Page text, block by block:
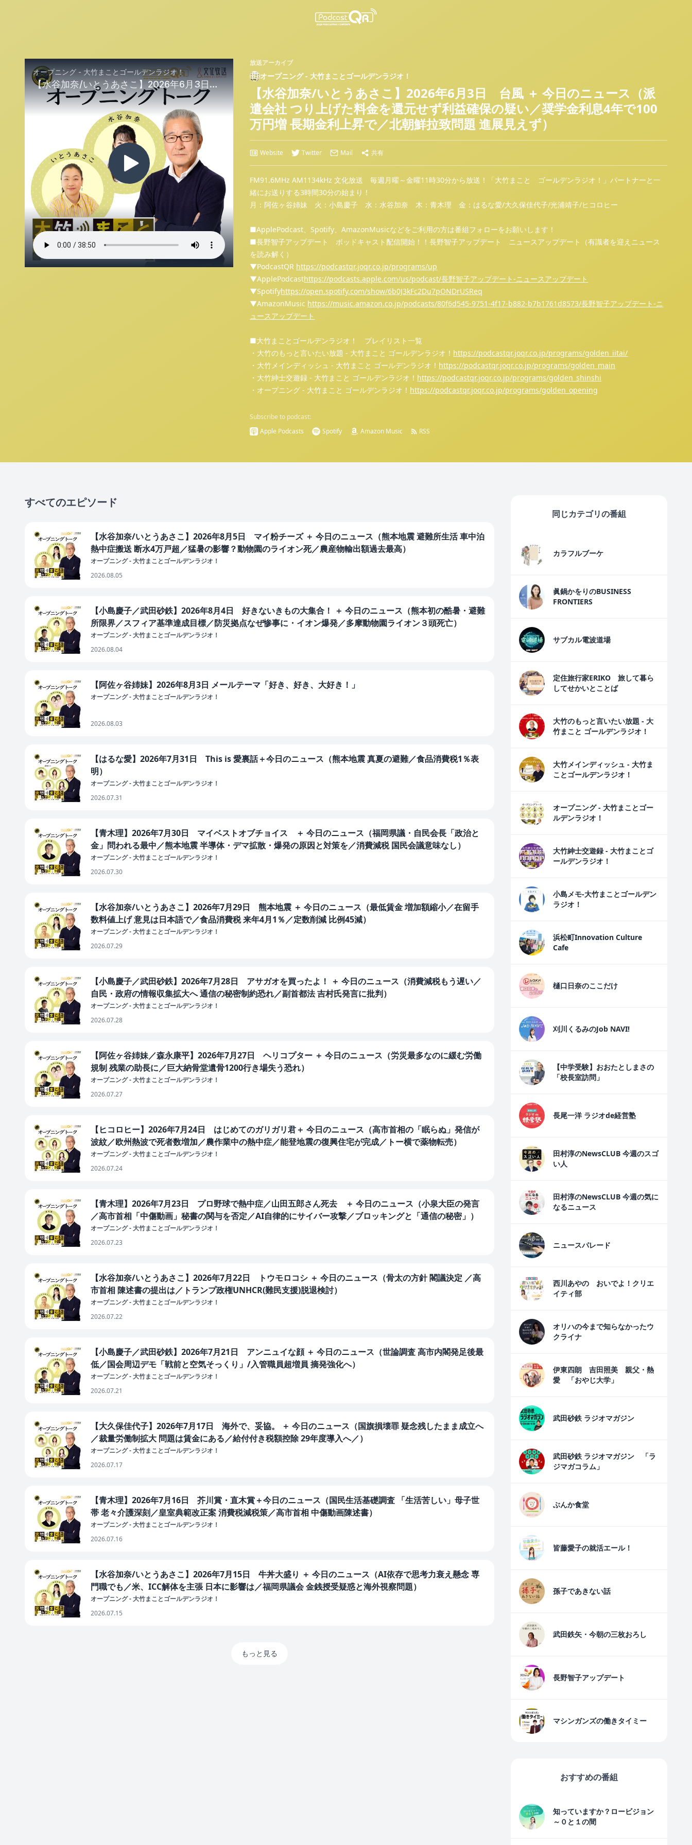
放送アーカイブ
オープニング - 大竹まことゴールデンラジオ！
【水谷加奈/いとうあさこ】2026年6月3日 台風 ＋ 今日のニュース（派
遣会社 つり上げた料金を還元せず利益確保の疑い／奨学金利息4年で100
万円増 長期金利上昇で／北朝鮮拉致問題 進展見えず）
Website Twitter Mail 共有
FM91.6MHz AM1134kHz 文化放送 毎週月曜～金曜11時30分から放送！「大竹まこと ゴールデンラジオ！」パートナーと一
緒にお送りする3時間30分の始まり！
月：阿佐ヶ谷姉妹 火：小島慶子 水：水谷加奈 木：青木理 金：はるな愛/大久保佳代子/光浦靖子/ヒコロヒー
■ApplePodcast、Spotify、AmazonMusicなどをご利用の方は番組フォローをお願いします！
■長野智子アップデート ポッドキャスト配信開始！！長野智子アップデート ニュースアップデート（有識者を迎えニュース
を読み解く）
▼PodcastQR ⁠⁠⁠⁠⁠⁠⁠⁠⁠⁠⁠⁠⁠⁠⁠⁠⁠⁠⁠⁠⁠⁠⁠⁠⁠⁠⁠⁠⁠⁠⁠⁠⁠⁠⁠⁠⁠⁠⁠⁠⁠⁠⁠⁠⁠⁠⁠⁠⁠⁠⁠⁠⁠⁠⁠⁠⁠⁠⁠⁠⁠⁠⁠⁠⁠⁠⁠⁠⁠⁠⁠⁠⁠⁠⁠⁠⁠⁠⁠⁠⁠⁠⁠⁠⁠⁠⁠⁠⁠⁠⁠⁠⁠⁠⁠⁠⁠⁠⁠⁠https://podcastqr.joqr.co.jp/programs/up⁠⁠⁠⁠⁠⁠⁠⁠⁠⁠⁠⁠⁠⁠⁠⁠⁠⁠⁠⁠⁠⁠⁠⁠⁠⁠⁠⁠⁠⁠⁠⁠⁠⁠⁠⁠⁠⁠⁠⁠⁠⁠⁠⁠⁠⁠⁠⁠⁠⁠⁠⁠⁠⁠⁠⁠⁠⁠⁠⁠⁠⁠⁠⁠⁠⁠⁠⁠⁠⁠⁠⁠⁠⁠⁠⁠⁠⁠⁠⁠⁠⁠⁠⁠⁠⁠⁠⁠⁠⁠⁠⁠⁠⁠⁠⁠⁠⁠⁠⁠
▼ApplePodcast⁠⁠⁠⁠⁠⁠⁠⁠⁠⁠⁠⁠⁠⁠⁠⁠⁠⁠⁠⁠⁠⁠⁠⁠⁠⁠⁠⁠⁠⁠⁠⁠⁠⁠⁠⁠⁠⁠⁠⁠⁠⁠⁠⁠⁠⁠⁠⁠⁠⁠⁠⁠⁠⁠⁠⁠⁠⁠⁠⁠⁠⁠⁠⁠⁠⁠⁠⁠⁠⁠⁠⁠⁠⁠⁠⁠⁠⁠⁠⁠⁠⁠⁠⁠⁠⁠⁠⁠⁠⁠⁠⁠⁠⁠⁠⁠⁠⁠⁠⁠https://podcasts.apple.com/us/podcast/長野智子アップデート-ニュースアップデート⁠⁠⁠⁠⁠⁠⁠⁠⁠⁠⁠⁠⁠⁠⁠⁠⁠⁠⁠⁠⁠⁠⁠⁠⁠⁠⁠⁠⁠⁠⁠⁠⁠⁠⁠⁠⁠⁠⁠⁠⁠⁠⁠⁠⁠⁠⁠⁠⁠⁠⁠⁠⁠⁠⁠⁠⁠⁠⁠⁠⁠⁠⁠⁠⁠⁠⁠⁠⁠⁠⁠⁠⁠⁠⁠⁠⁠⁠⁠⁠⁠⁠⁠⁠⁠⁠⁠⁠⁠⁠⁠⁠⁠⁠⁠⁠⁠⁠⁠⁠
▼Spotify⁠⁠⁠⁠⁠⁠⁠⁠⁠⁠⁠⁠⁠⁠⁠⁠⁠⁠⁠⁠⁠⁠⁠⁠⁠⁠⁠⁠⁠⁠⁠⁠⁠⁠⁠⁠⁠⁠⁠⁠⁠⁠⁠⁠⁠⁠⁠⁠⁠⁠⁠⁠⁠⁠⁠⁠⁠⁠⁠⁠⁠⁠⁠⁠⁠⁠⁠⁠⁠⁠⁠⁠⁠⁠⁠⁠⁠⁠⁠⁠⁠⁠⁠⁠⁠⁠⁠⁠⁠⁠⁠⁠⁠⁠⁠⁠⁠⁠⁠⁠https://open.spotify.com/show/6b0J3kFc2Du7pONDrUSReq⁠⁠⁠⁠⁠⁠⁠⁠⁠⁠⁠⁠⁠⁠⁠⁠⁠⁠⁠⁠⁠⁠⁠⁠⁠⁠⁠⁠⁠⁠⁠⁠⁠⁠⁠⁠⁠⁠⁠⁠⁠⁠⁠⁠⁠⁠⁠⁠⁠⁠⁠⁠⁠⁠⁠⁠⁠⁠⁠⁠⁠⁠⁠⁠⁠⁠⁠⁠⁠⁠⁠⁠⁠⁠⁠⁠⁠⁠⁠⁠⁠⁠⁠⁠⁠⁠⁠⁠⁠⁠⁠⁠⁠⁠⁠⁠⁠⁠⁠
▼AmazonMusic ⁠⁠⁠⁠⁠⁠⁠⁠⁠⁠⁠⁠⁠⁠⁠⁠⁠⁠⁠⁠⁠⁠⁠⁠⁠⁠⁠⁠⁠⁠⁠⁠⁠⁠⁠⁠⁠⁠⁠⁠⁠⁠⁠⁠⁠⁠⁠⁠⁠⁠⁠⁠⁠⁠⁠⁠⁠⁠⁠⁠⁠⁠⁠⁠⁠⁠⁠⁠⁠⁠⁠⁠⁠⁠⁠⁠⁠⁠⁠⁠⁠⁠⁠⁠⁠⁠⁠⁠⁠⁠⁠⁠⁠⁠⁠⁠⁠⁠⁠⁠https://music.amazon.co.jp/podcasts/80f6d545-9751-4f17-b882-b7b1761d8573/長野智子アップデート-ニ
ュースアップデート⁠⁠⁠⁠⁠⁠⁠⁠⁠⁠⁠⁠⁠⁠⁠⁠⁠⁠⁠⁠⁠⁠⁠⁠⁠⁠⁠⁠⁠⁠⁠⁠⁠⁠⁠⁠⁠⁠⁠⁠⁠⁠⁠⁠⁠⁠⁠⁠⁠⁠⁠⁠⁠⁠⁠⁠⁠⁠⁠⁠⁠⁠⁠⁠⁠⁠⁠⁠⁠⁠⁠⁠⁠⁠⁠⁠⁠⁠⁠⁠⁠⁠⁠⁠⁠⁠⁠⁠⁠⁠⁠⁠⁠⁠⁠⁠⁠⁠⁠⁠
■大竹まことゴールデンラジオ！ プレイリスト一覧
・大竹のもっと言いたい放題 - 大竹まこと ゴールデンラジオ！ ⁠⁠⁠⁠⁠⁠⁠⁠⁠⁠⁠⁠⁠⁠⁠⁠⁠⁠⁠⁠⁠⁠⁠⁠⁠⁠⁠⁠⁠⁠⁠⁠⁠⁠⁠⁠⁠⁠⁠⁠⁠⁠⁠⁠⁠⁠⁠⁠⁠⁠⁠⁠⁠⁠⁠⁠⁠⁠⁠⁠⁠⁠⁠⁠⁠⁠⁠⁠⁠⁠⁠⁠⁠⁠⁠⁠⁠⁠⁠⁠⁠⁠⁠⁠⁠⁠⁠⁠⁠⁠⁠⁠⁠⁠⁠⁠⁠⁠⁠⁠https://podcastqr.joqr.co.jp/programs/golden_iitai/⁠⁠⁠⁠⁠⁠⁠⁠⁠⁠⁠⁠⁠⁠⁠⁠⁠⁠⁠⁠⁠⁠⁠⁠⁠⁠⁠⁠⁠⁠⁠⁠⁠⁠⁠⁠⁠⁠⁠⁠⁠⁠⁠⁠⁠⁠⁠⁠⁠⁠⁠⁠⁠⁠⁠⁠⁠⁠⁠⁠⁠⁠⁠⁠⁠⁠⁠⁠⁠⁠⁠⁠⁠⁠⁠⁠⁠⁠⁠⁠⁠⁠⁠⁠⁠⁠⁠⁠⁠⁠⁠⁠⁠⁠⁠⁠⁠⁠⁠⁠
・大竹メインディッシュ - 大竹まこと ゴールデンラジオ！ ⁠⁠⁠⁠⁠⁠⁠⁠⁠⁠⁠⁠⁠⁠⁠⁠⁠⁠⁠⁠⁠⁠⁠⁠⁠⁠⁠⁠⁠⁠⁠⁠⁠⁠⁠⁠⁠⁠⁠⁠⁠⁠⁠⁠⁠⁠⁠⁠⁠⁠⁠⁠⁠⁠⁠⁠⁠⁠⁠⁠⁠⁠⁠⁠⁠⁠⁠⁠⁠⁠⁠⁠⁠⁠⁠⁠⁠⁠⁠⁠⁠⁠⁠⁠⁠⁠⁠⁠⁠⁠⁠⁠⁠⁠⁠⁠⁠⁠⁠⁠https://podcastqr.joqr.co.jp/programs/golden_main⁠⁠⁠⁠⁠⁠⁠⁠⁠⁠⁠⁠⁠⁠⁠⁠⁠⁠⁠⁠⁠⁠⁠⁠⁠⁠⁠⁠⁠⁠⁠⁠⁠⁠⁠⁠⁠⁠⁠⁠⁠⁠⁠⁠⁠⁠⁠⁠⁠⁠⁠⁠⁠⁠⁠⁠⁠⁠⁠⁠⁠⁠⁠⁠⁠⁠⁠⁠⁠⁠⁠⁠⁠⁠⁠⁠⁠⁠⁠⁠⁠⁠⁠⁠⁠⁠⁠⁠⁠⁠⁠⁠⁠⁠⁠⁠⁠⁠⁠⁠
・大竹紳士交遊録 - 大竹まこと ゴールデンラジオ！ ⁠⁠⁠⁠⁠⁠⁠⁠⁠⁠⁠⁠⁠⁠⁠⁠⁠⁠⁠⁠⁠⁠⁠⁠⁠⁠⁠⁠⁠⁠⁠⁠⁠⁠⁠⁠⁠⁠⁠⁠⁠⁠⁠⁠⁠⁠⁠⁠⁠⁠⁠⁠⁠⁠⁠⁠⁠⁠⁠⁠⁠⁠⁠⁠⁠⁠⁠⁠⁠⁠⁠⁠⁠⁠⁠⁠⁠⁠⁠⁠⁠⁠⁠⁠⁠⁠⁠⁠⁠⁠⁠⁠⁠⁠⁠⁠⁠⁠⁠⁠https://podcastqr.joqr.co.jp/programs/golden_shinshi⁠⁠⁠⁠⁠⁠⁠⁠⁠⁠⁠⁠⁠⁠⁠⁠⁠⁠⁠⁠⁠⁠⁠⁠⁠⁠⁠⁠⁠⁠⁠⁠⁠⁠⁠⁠⁠⁠⁠⁠⁠⁠⁠⁠⁠⁠⁠⁠⁠⁠⁠⁠⁠⁠⁠⁠⁠⁠⁠⁠⁠⁠⁠⁠⁠⁠⁠⁠⁠⁠⁠⁠⁠⁠⁠⁠⁠⁠⁠⁠⁠⁠⁠⁠⁠⁠⁠⁠⁠⁠⁠⁠⁠⁠⁠⁠⁠⁠⁠⁠
・オープニング - 大竹まこと ゴールデンラジオ！ ⁠⁠⁠⁠⁠⁠⁠⁠⁠⁠⁠⁠⁠⁠⁠⁠⁠⁠⁠⁠⁠⁠⁠⁠⁠⁠⁠⁠⁠⁠⁠⁠⁠⁠⁠⁠⁠⁠⁠⁠⁠⁠⁠⁠⁠⁠⁠⁠⁠⁠⁠⁠⁠⁠⁠⁠⁠⁠⁠⁠⁠⁠⁠⁠⁠⁠⁠⁠⁠⁠⁠⁠⁠⁠⁠⁠⁠⁠⁠⁠⁠⁠⁠⁠⁠⁠⁠⁠⁠⁠⁠⁠⁠⁠⁠⁠⁠⁠⁠⁠https://podcastqr.joqr.co.jp/programs/golden_opening⁠⁠
Subscribe to podcast:
Apple Podcasts
Spotify Amazon Music RSS
すべてのエピソード
【水谷加奈/いとうあさこ】2026年8月5日 マイ粉チーズ ＋ 今日のニュース（熊本地震 避難所生活 車中泊
熱中症搬送 断水4万戸超／猛暑の影響？動物園のライオン死／農産物輸出額過去最高）
オープニング - 大竹まことゴールデンラジオ！
2026.08.05
【小島慶子／武田砂鉄】2026年8月4日 好きないきもの大集合！ ＋ 今日のニュース（熊本初の酷暑・避難
所限界／スフィア基準達成目標／防災拠点なぜ惨事に・イオン爆発／多摩動物園ライオン３頭死亡）
オープニング - 大竹まことゴールデンラジオ！
2026.08.04
【阿佐ヶ谷姉妹】2026年8月3日 メールテーマ「好き、好き、大好き！」
オープニング - 大竹まことゴールデンラジオ！
2026.08.03
【はるな愛】2026年7月31日 This is 愛裏話＋今日のニュース（熊本地震 真夏の避難／食品消費税1％表
明）
オープニング - 大竹まことゴールデンラジオ！
2026.07.31
【青木理】2026年7月30日 マイベストオブチョイス ＋ 今日のニュース（福岡県議・自民会長「政治と
金」問われる最中／熊本地震 半導体・デマ拡散・爆発の原因と対策を／消費減税 国民会議意味なし）
オープニング - 大竹まことゴールデンラジオ！
2026.07.30
【水谷加奈/いとうあさこ】2026年7月29日 熊本地震 ＋ 今日のニュース（最低賃金 増加額縮小／在留手
数料値上げ 意見は日本語で／食品消費税 来年4月1％／定数削減 比例45減）
オープニング - 大竹まことゴールデンラジオ！
2026.07.29
【小島慶子／武田砂鉄】2026年7月28日 アサガオを買ったよ！ ＋ 今日のニュース（消費減税もう遅い／
自民・政府の情報収集拡大へ 通信の秘密制約恐れ／副首都法 吉村氏発言に批判）
オープニング - 大竹まことゴールデンラジオ！
2026.07.28
【阿佐ヶ谷姉妹／森永康平】2026年7月27日 ヘリコプター ＋ 今日のニュース（労災最多なのに緩む労働
規制 残業の助長に／巨大納骨堂遺骨1200行き場失う恐れ）
オープニング - 大竹まことゴールデンラジオ！
2026.07.27
【ヒコロヒー】2026年7月24日 はじめてのガリガリ君＋ 今日のニュース（高市首相の「眠らぬ」発信が
波紋／欧州熱波で死者数増加／農作業中の熱中症／能登地震の復興住宅が完成／トー横で薬物転売）
オープニング - 大竹まことゴールデンラジオ！
2026.07.24
【青木理】2026年7月23日 プロ野球で熱中症／山田五郎さん死去 ＋ 今日のニュース（小泉大臣の発言
／高市首相「中傷動画」秘書の関与を否定／AI自律的にサイバー攻撃／ブロッキングと「通信の秘密」）
オープニング - 大竹まことゴールデンラジオ！
2026.07.23
【水谷加奈/いとうあさこ】2026年7月22日 トウモロコシ ＋ 今日のニュース（骨太の方針 閣議決定 ／高
市首相 陳述書の提出は／トランプ政権UNHCR(難民支援)脱退検討）
オープニング - 大竹まことゴールデンラジオ！
2026.07.22
【小島慶子／武田砂鉄】2026年7月21日 アンニュイな顔 ＋ 今日のニュース（世論調査 高市内閣発足後最
低／国会周辺デモ「戦前と空気そっくり」/入管職員超増員 摘発強化へ）
オープニング - 大竹まことゴールデンラジオ！
2026.07.21
【大久保佳代子】2026年7月17日 海外で、妥協。 ＋ 今日のニュース（国旗損壊罪 疑念残したまま成立へ
／裁量労働制拡大 問題は賃金にある／給付付き税額控除 29年度導入へ／）
オープニング - 大竹まことゴールデンラジオ！
2026.07.17
【青木理】2026年7月16日 芥川賞・直木賞＋今日のニュース（国民生活基礎調査 「生活苦しい」母子世
帯 老々介護深刻／皇室典範改正案 消費税減税策／高市首相 中傷動画陳述書）
オープニング - 大竹まことゴールデンラジオ！
2026.07.16
【水谷加奈/いとうあさこ】2026年7月15日 牛丼大盛り ＋ 今日のニュース（AI依存で思考力衰え懸念 専
門職でも／米、ICC解体を主張 日本に影響は／福岡県議会 金銭授受疑惑と海外視察問題）
オープニング - 大竹まことゴールデンラジオ！
2026.07.15
もっと見る
同じカテゴリの番組
カラフルブーケ
眞鍋かをりのBUSINESS
FRONTIERS
サブカル電波道場
定住旅行家ERIKO 旅して暮ら
してせかいとことば
大竹のもっと言いたい放題 - 大
竹まこと ゴールデンラジオ！
大竹メインディッシュ - 大竹ま
ことゴールデンラジオ！
オープニング - 大竹まことゴー
ルデンラジオ！
大竹紳士交遊録 - 大竹まことゴ
ールデンラジオ！
小島メモ-大竹まことゴールデン
ラジオ！
浜松町Innovation Culture
Cafe
樋口日奈のここだけ
刈川くるみのJob NAVI!
【中学受験】おおたとしまさの
「校長室訪問」
長尾一洋 ラジオde経営塾
田村淳のNewsCLUB 今週のスゴ
い人
田村淳のNewsCLUB 今週の気に
なるニュース
ニュースパレード
西川あやの おいでよ！クリエ
イティ部
オリハの今まで知らなかったウ
クライナ
伊東四朗 吉田照美 親父・熱
愛 「おやじ大学」
武田砂鉄 ラジオマガジン
武田砂鉄 ラジオマガジン 「ラ
ジマガコラム」
ぶんか食堂
皆藤愛子の就活エール！
孫子であきない話
武田鉄矢・今朝の三枚おろし
長野智子アップデート
マシンガンズの働きタイミー
おすすめの番組
知っていますか？ロービジョン
～０と１の間